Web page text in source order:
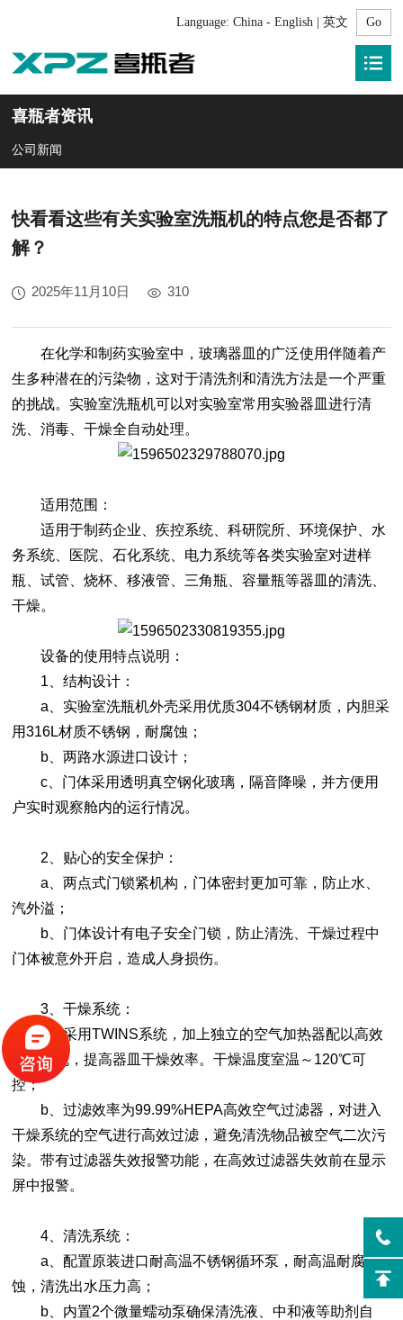
Language: China - English | 英文
喜瓶者资讯
公司新闻
快看看这些有关实验室洗瓶机的特点您是否都了
解？
2025年11月10日 310
在化学和制药实验室中，玻璃器皿的广泛使用伴随着产
生多种潜在的污染物，这对于清洗剂和清洗方法是一个严重
的挑战。实验室洗瓶机可以对实验室常用实验器皿进行清
洗、消毒、干燥全自动处理。
适用范围：
适用于制药企业、疾控系统、科研院所、环境保护、水
务系统、医院、石化系统、电力系统等各类实验室对进样
瓶、试管、烧杯、移液管、三角瓶、容量瓶等器皿的清洗、
干燥。
设备的使用特点说明：
1、结构设计：
a、 实验室洗瓶机外壳采用优质304不锈钢材质，内胆采
用316L材质不锈钢，耐腐蚀；
b、两路水源进口设计；
c、门体采用透明真空钢化玻璃，隔音降噪，并方便用
户实时观察舱内的运行情况。
2、贴心的安全保护：
a、两点式门锁紧机构，门体密封更加可靠，防止水、
汽外溢；
b、门体设计有电子安全门锁，防止清洗、干燥过程中
门体被意外开启，造成人身损伤。
3、干燥系统：
a、采用TWINS系统，加上独立的空气加热器配以高效
循环风机，提高器皿干燥效率。干燥温度室温～120℃可
控；
b、过滤效率为99.99%HEPA高效空气过滤器，对进入
干燥系统的空气进行高效过滤，避免清洗物品被空气二次污
染。带有过滤器失效报警功能，在高效过滤器失效前在显示
屏中报警。
4、清洗系统：
a、配置原装进口耐高温不锈钢循环泵，耐高温耐腐
蚀，清洗出水压力高；
b、内置2个微量蠕动泵确保清洗液、中和液等助剂自